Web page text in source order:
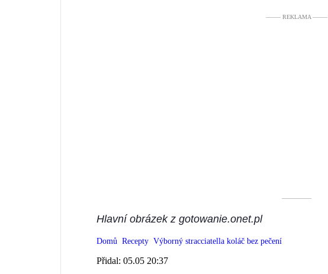
––––– REKLAMA –––––
––––––––––
Hlavní obrázek z gotowanie.onet.pl
Domů Recepty Výborný stracciatella koláč bez pečení
Přidal: 05.05 20:37